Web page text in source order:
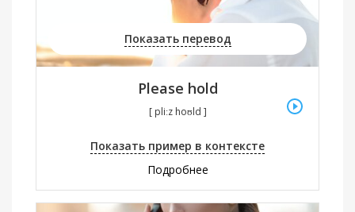
Показать перевод
Please hold
[ pliːz hoʊld ]
Показать пример в контексте
Подробнее